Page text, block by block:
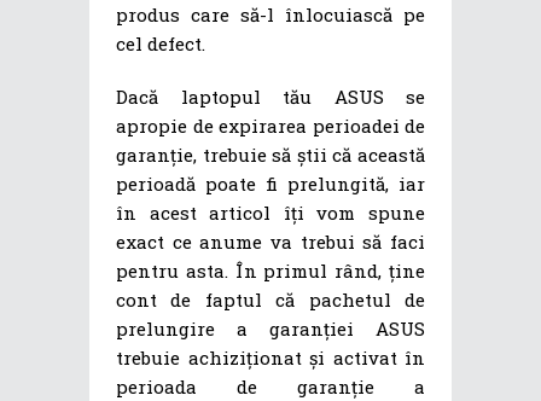
produs care să-l înlocuiască pe
cel defect.
Dacă laptopul tău ASUS se
apropie de expirarea perioadei de
garanție, trebuie să știi că această
perioadă poate fi prelungită, iar
în acest articol îți vom spune
exact ce anume va trebui să faci
pentru asta. În primul rând, ține
cont de faptul că pachetul de
prelungire a garanției ASUS
trebuie achiziționat și activat în
perioada de garanție a